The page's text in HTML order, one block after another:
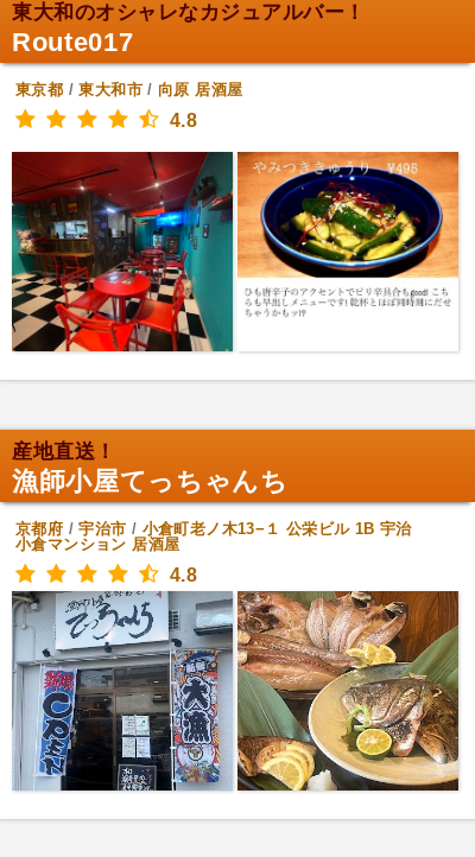
東大和のオシャレなカジュアルバー！
Route017
東京都 /東大和市/ 向原 居酒屋
4.8
産地直送！
漁師小屋てっちゃんち
京都府 /宇治市 / 小倉町老ノ木13−１ 公栄ビル 1B 宇治
小倉マンション 居酒屋
4.8